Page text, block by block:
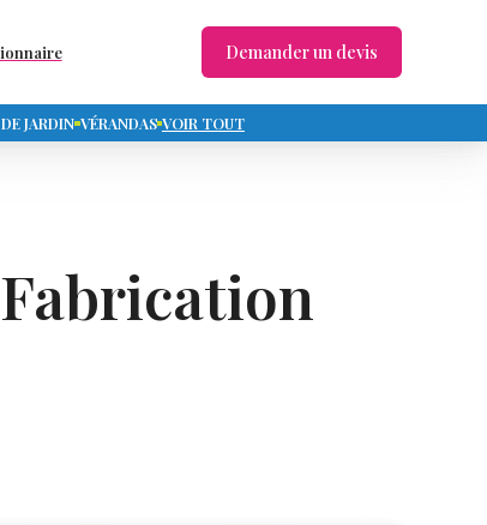
Demander un devis
JARDIN VÉRANDAS VOIR TOUT